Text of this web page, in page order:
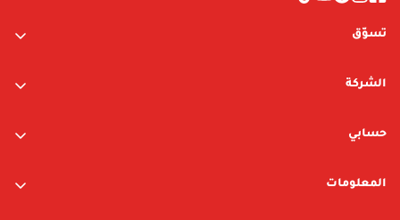
تسوّق
متجر نيوبوي
العلامات التجارية
الشركة
حسابي
المعلومات